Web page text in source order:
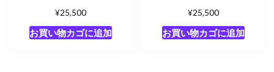
¥25,500
お買い物カゴに追加
¥25,500
お買い物カゴに追加